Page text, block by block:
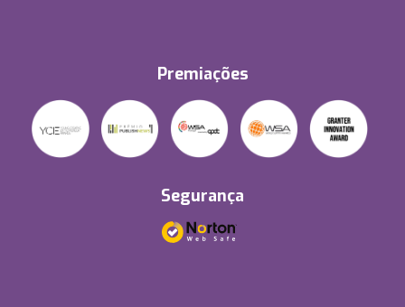
Premiações
Segurança